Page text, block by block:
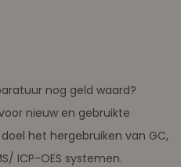
nog geld waard?
nieuw en gebruikte
het hergebruiken van GC,
ICP-OES systemen.